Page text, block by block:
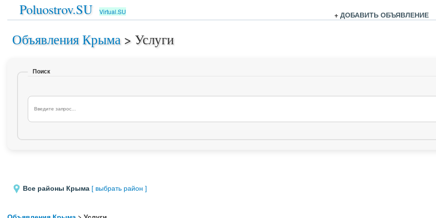
Poluostrov.SU Virtual.SU + ДОБАВИТЬ ОБЪЯВЛЕНИЕ
Объявления Крыма > Услуги
Поиск
Все районы Крыма [ выбрать район ]